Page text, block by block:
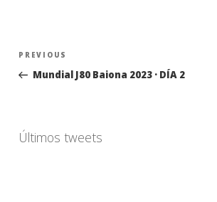
Navegación
entradas
Previous
Post
PREVIOUS
Mundial J80 Baiona 2023 · DÍA 2
Últimos tweets